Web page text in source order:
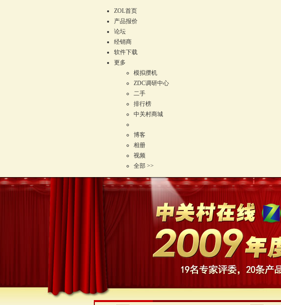
ZOL首页
产品报价
论坛
经销商
软件下载
更多
模拟攒机
ZDC调研中心
二手
排行榜
中关村商城
博客
相册
视频
全部 >>